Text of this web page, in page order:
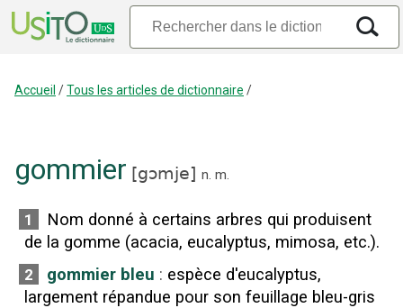
Accueil /Tous les articles de dictionnaire /
gommier [gɔmje] n. m.
1
Nom donné à certains arbres qui produisent
de la gomme (acacia, eucalyptus, mimosa, etc.).
2 gommier bleu : espèce d'eucalyptus,
largement répandue pour son feuillage bleu-gris